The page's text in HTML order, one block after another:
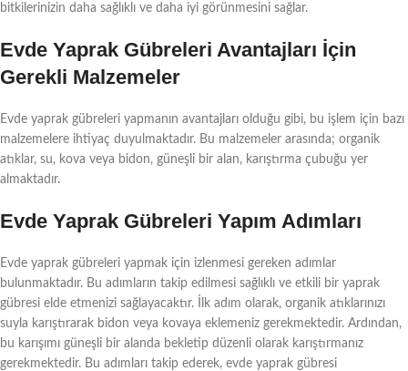
bitkilerinizin daha sağlıklı ve daha iyi görünmesini sağlar.
Evde Yaprak Gübreleri Avantajları İçin
Gerekli Malzemeler
Evde yaprak gübreleri yapmanın avantajları olduğu gibi, bu işlem için bazı
malzemelere ihtiyaç duyulmaktadır. Bu malzemeler arasında; organik
atıklar, su, kova veya bidon, güneşli bir alan, karıştırma çubuğu yer
almaktadır.
Evde Yaprak Gübreleri Yapım Adımları
Evde yaprak gübreleri yapmak için izlenmesi gereken adımlar
bulunmaktadır. Bu adımların takip edilmesi sağlıklı ve etkili bir yaprak
gübresi elde etmenizi sağlayacaktır. İlk adım olarak, organik atıklarınızı
suyla karıştırarak bidon veya kovaya eklemeniz gerekmektedir. Ardından,
bu karışımı güneşli bir alanda bekletip düzenli olarak karıştırmanız
gerekmektedir. Bu adımları takip ederek, evde yaprak gübresi